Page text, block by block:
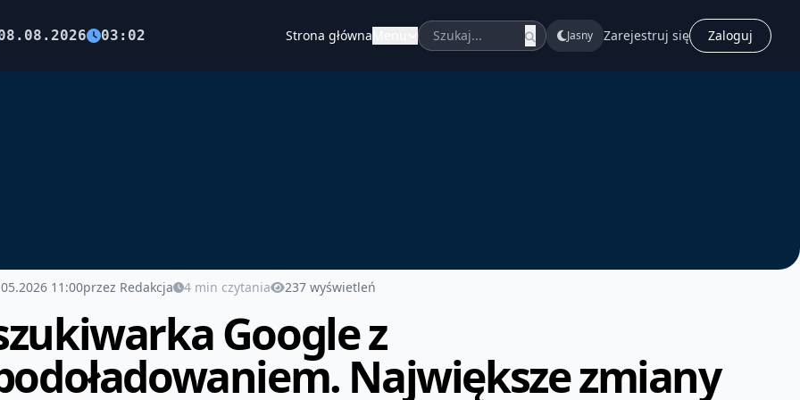
03:02 Strona główna Jasny Zarejestruj się Zaloguj
11:00przez Redakcja 4 min czytania 237 wyświetleń
Google z
Największe zmiany